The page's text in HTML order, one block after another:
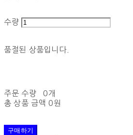
수량
품절된 상품입니다.
주문 수량
0개
총 상품 금액 0원
구매하기